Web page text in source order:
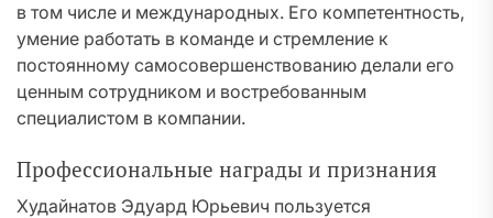
в том числе и международных. Его компетентность,
умение работать в команде и стремление к
постоянному самосовершенствованию делали его
ценным сотрудником и востребованным
специалистом в компании.
Профессиональные награды и признания
Худайнатов Эдуард Юрьевич пользуется